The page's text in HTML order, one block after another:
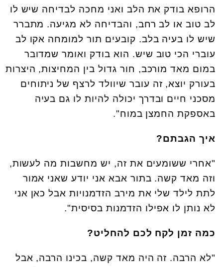
הרופא בודק את הלב ואני מחכה לבדיחה שיש לו
לב טוב או לב רחב, והבדיחה לא מגיעה. מתברר
שיש לו בעיה בלב. קובעים תור למומחה אקו לב
עוברי הכי טוב שיש. הוא בודק ואומר שמדובר
במום מאד מורכב, חור גדול בין המחיצות, היצרות
בעורק יוצא, זה עובר שיוולד לרצף של ניתוחים
מסכני חיים ובדרך יכולה להיות לו גם בעיה
באספקת החמצן במוח".
איך הגבתם?
"אחרי ששומעים את זה, יש מחשבות מה לעשות,
וזה מאד קשה. בתור אבא אני יודע שאני אמור
לתת לילד שלי את מירב הזדמנויות אבל כאן אני
לא נותן לו אפילו הזדמנות בסיסית".
כמה זמן לקח לכם להחליט?
"לא הרבה. זה היה מאד קשה, בכינו הרבה, אבל